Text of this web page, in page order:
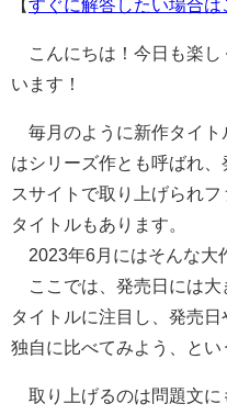
【すぐに解答したい場合は
こんにちは！今日も楽し
います！
毎月のように新作タイト
はシリーズ作とも呼ばれ
スサイトで取り上げられ
タイトルもあります。
2023年6月にはそんな大
ここでは、発売日には大
タイトルに注目し、発売
独自に比べてみよう、とい
取り上げるのは問題文に